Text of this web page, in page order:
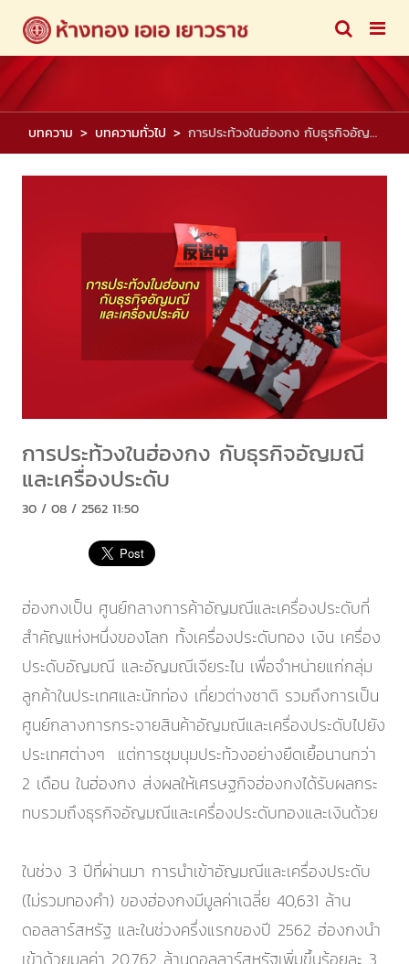
บทความ บทความทั่วไป การประท้วงในฮ่องกง กับธุรกิจอัญมณีและเครื่องประดับ
การประท้วงในฮ่องกง กับธุรกิจอัญมณี
และเครื่องประดับ
30 / 08 / 2562 11:50
ฮ่องกงเป็น ศูนย์กลางการค้าอัญมณีและเครื่องประดับที่
สำคัญแห่งหนึ่งของโลก ทั้งเครื่องประดับทอง เงิน เครื่อง
ประดับอัญมณี และอัญมณีเจียระไน เพื่อจำหน่ายแก่กลุ่ม
ลูกค้าในประเทศและนักท่อง เที่ยวต่างชาติ รวมถึงการเป็น
ศูนย์กลางการกระจายสินค้าอัญมณีและเครื่องประดับไปยัง
ประเทศต่างๆ แต่การชุมนุมประท้วงอย่างยืดเยื้อนานกว่า
2 เดือน ในฮ่องกง ส่งผลให้เศรษฐกิจฮ่องกงได้รับผลกระ
ทบรวมถึงธุรกิจอัญมณีและเครื่องประดับทองและเงินด้วย
ในช่วง 3 ปีที่ผ่านมา การนำเข้าอัญมณีและเครื่องประดับ
(ไม่รวมทองคำ) ของฮ่องกงมีมูลค่าเฉลี่ย 40,631 ล้าน
ดอลลาร์สหรัฐ และในช่วงครึ่งแรกของปี 2562 ฮ่องกงนำ